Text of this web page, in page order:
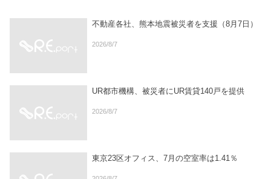
不動産各社、熊本地震被災者を支援（8月7日）
2026/8/7
UR都市機構、被災者にUR賃貸140戸を提供
2026/8/7
東京23区オフィス、7月の空室率は1.41％